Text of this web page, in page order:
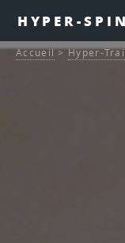
HYPER-
Accueil>Hyper-